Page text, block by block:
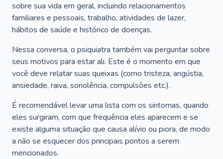
sobre sua vida em geral, incluindo relacionamentos
familiares e pessoais, trabalho, atividades de lazer,
hábitos de saúde e histórico de doenças.
Nessa conversa, o psiquiatra também vai perguntar sobre
seus motivos para estar ali. Este é o momento em que
você deve relatar suas queixas (como tristeza, angústia,
ansiedade, raiva, sonolência, compulsões etc.).
É recomendável levar uma lista com os sintomas, quando
eles surgiram, com que frequência eles aparecem e se
existe alguma situação que causa alívio ou piora, de modo
a não se esquecer dos principais pontos a serem
mencionados.